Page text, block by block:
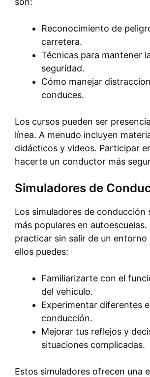
Reconocimiento de
carretera.
Técnicas para mantener
seguridad.
Cómo manejar
conduces.
Los cursos pueden ser
línea. A menudo incluyen
didácticos y videos. Participar
hacerte un conductor más
Simuladores de
Los simuladores de conducción
más populares en
practicar sin salir de un entorno
ellos puedes:
Familiarizarte con el
del vehículo.
Experimentar diferentes
conducción.
Mejorar tus reflejos y
situaciones complicadas.
Estos simuladores ofrecen una